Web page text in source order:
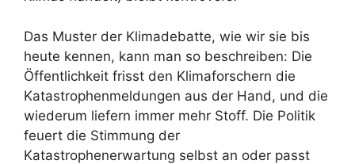
Das Muster der Klimadebatte, wie wir sie bis
heute kennen, kann man so beschreiben: Die
Öffentlichkeit frisst den Klimaforschern die
Katastrophenmeldungen aus der Hand, und die
wiederum liefern immer mehr Stoff. Die Politik
feuert die Stimmung der
Katastrophenerwartung selbst an oder passt